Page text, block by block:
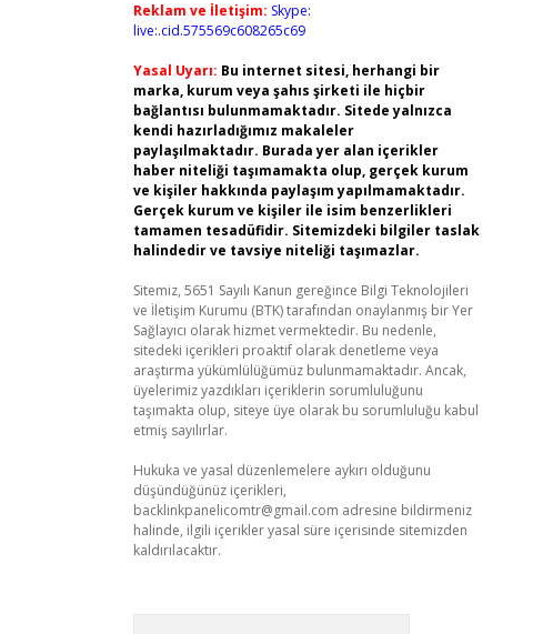
Reklam ve İletişim: Skype:
live:.cid.575569c608265c69
Yasal Uyarı: Bu internet sitesi, herhangi bir
marka, kurum veya şahıs şirketi ile hiçbir
bağlantısı bulunmamaktadır. Sitede yalnızca
kendi hazırladığımız makaleler
paylaşılmaktadır. Burada yer alan içerikler
haber niteliği taşımamakta olup, gerçek kurum
ve kişiler hakkında paylaşım yapılmamaktadır.
Gerçek kurum ve kişiler ile isim benzerlikleri
tamamen tesadüfidir. Sitemizdeki bilgiler taslak
halindedir ve tavsiye niteliği taşımazlar.
Sitemiz, 5651 Sayılı Kanun gereğince Bilgi Teknolojileri
ve İletişim Kurumu (BTK) tarafından onaylanmış bir Yer
Sağlayıcı olarak hizmet vermektedir. Bu nedenle,
sitedeki içerikleri proaktif olarak denetleme veya
araştırma yükümlülüğümüz bulunmamaktadır. Ancak,
üyelerimiz yazdıkları içeriklerin sorumluluğunu
taşımakta olup, siteye üye olarak bu sorumluluğu kabul
etmiş sayılırlar.
Hukuka ve yasal düzenlemelere aykırı olduğunu
düşündüğünüz içerikleri,
backlinkpanelicomtr@gmail.com adresine bildirmeniz
halinde, ilgili içerikler yasal süre içerisinde sitemizden
kaldırılacaktır.